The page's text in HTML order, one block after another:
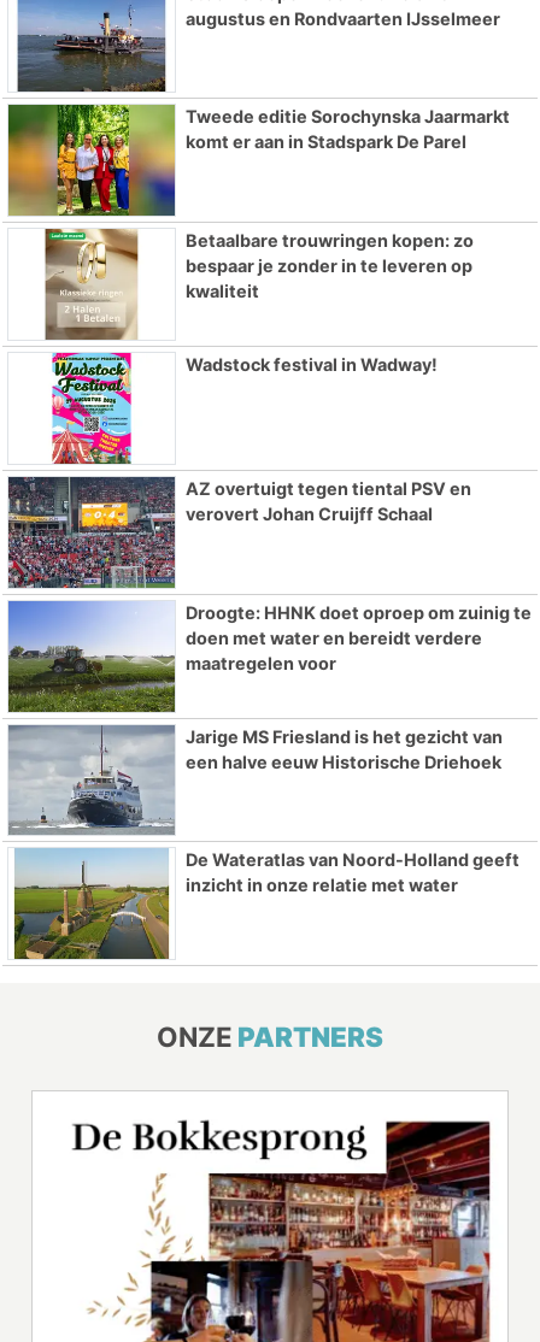
augustus en Rondvaarten IJsselmeer
Tweede editie Sorochynska Jaarmarkt
komt er aan in Stadspark De Parel
Betaalbare trouwringen kopen: zo
bespaar je zonder in te leveren op
kwaliteit
Wadstock festival in Wadway!
AZ overtuigt tegen tiental PSV en
verovert Johan Cruijff Schaal
Droogte: HHNK doet oproep om zuinig te
doen met water en bereidt verdere
maatregelen voor
Jarige MS Friesland is het gezicht van
een halve eeuw Historische Driehoek
De Wateratlas van Noord-Holland geeft
inzicht in onze relatie met water
ONZE PARTNERS